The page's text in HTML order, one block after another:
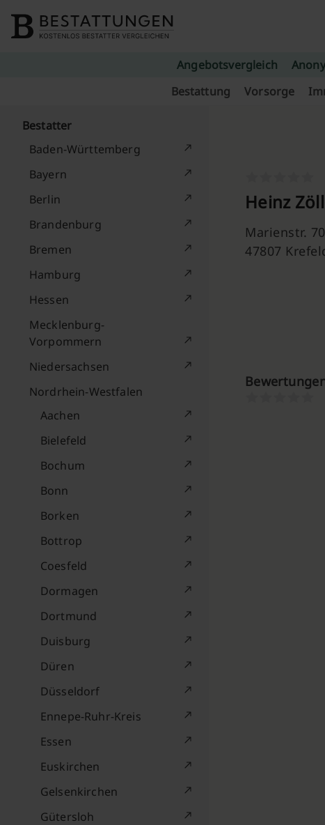
Angebotsvergleich
Bestattung
Vorsorge
Bestatter
Baden-Württemberg
Bayern
Berlin
Brandenburg
Bremen
Hamburg
Hessen
Mecklenburg-
Vorpommern
Niedersachsen
Nordrhein-Westfalen
Aachen
Bielefeld
Bochum
Bonn
Borken
Bottrop
Coesfeld
Dormagen
Dortmund
Duisburg
Düren
Düsseldorf
Ennepe-Ruhr-Kreis
Essen
Euskirchen
Gelsenkirchen
Gütersloh
Heinz
Marienstr. 70
47807